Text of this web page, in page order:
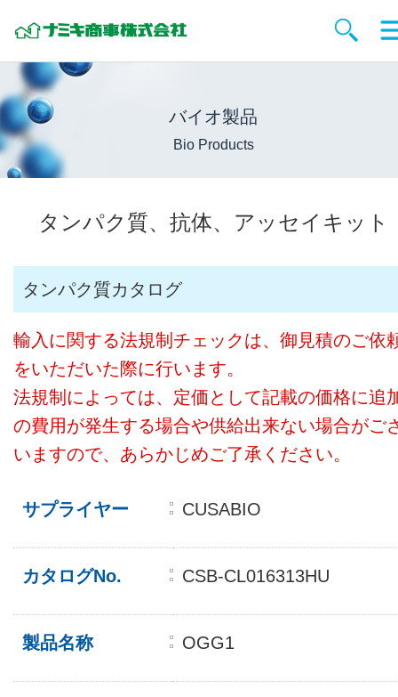
バイオ製品
Bio Products
タンパク質、抗体、アッセイキット
タンパク質カタログ
輸入に関する法規制チェックは、御見積のご依
をいただいた際に行います。
法規制によっては、定価として記載の価格に追
の費用が発生する場合や供給出来ない場合がご
いますので、あらかじめご了承ください。
サプライヤー CUSABIO
カタログNo. CSB-CL016313HU
製品名称 OGG1